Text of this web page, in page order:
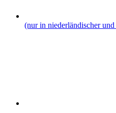
(nur in niederländischer